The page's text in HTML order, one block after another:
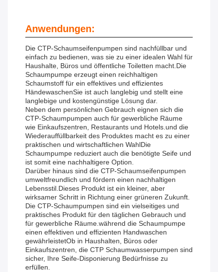
Anwendungen:
Die CTP-Schaumseifenpumpen sind nachfüllbar und
einfach zu bedienen, was sie zu einer idealen Wahl für
Haushalte, Büros und öffentliche Toiletten macht.Die
Schaumpumpe erzeugt einen reichhaltigen
Schaumstoff für ein effektives und effizientes
HändewaschenSie ist auch langlebig und stellt eine
langlebige und kostengünstige Lösung dar.
Neben dem persönlichen Gebrauch eignen sich die
CTP-Schaumpumpen auch für gewerbliche Räume
wie Einkaufszentren, Restaurants und Hotels.und die
Wiederauffüllbarkeit des Produktes macht es zu einer
praktischen und wirtschaftlichen WahlDie
Schaumpumpe reduziert auch die benötigte Seife und
ist somit eine nachhaltigere Option.
Darüber hinaus sind die CTP-Schaumseifenpumpen
umweltfreundlich und fördern einen nachhaltigen
Lebensstil.Dieses Produkt ist ein kleiner, aber
wirksamer Schritt in Richtung einer grüneren Zukunft.
Die CTP-Schaumpumpen sind ein vielseitiges und
praktisches Produkt für den täglichen Gebrauch und
für gewerbliche Räume.während die Schaumpumpe
einen effektiven und effizienten Handwaschen
gewährleistetOb in Haushalten, Büros oder
Einkaufszentren, die CTP Schaumwasserpumpen sind
sicher, Ihre Seife-Disponierung Bedürfnisse zu
erfüllen.